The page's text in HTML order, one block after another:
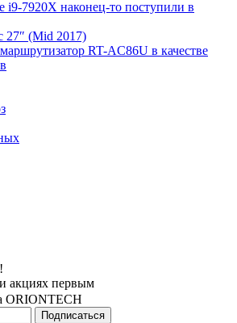
i9-7920X наконец-то поступили в
27″ (Mid 2017)
RT-AC86U в качестве
акциях первым
ORIONTECH